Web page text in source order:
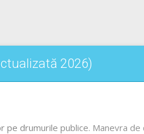
2026)
drumurile publice. Manevra